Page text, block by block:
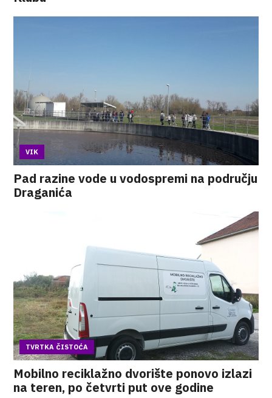
VIK
Pad razine vode u vodospremi na području
Draganića
TVRTKA ČISTOĆA
Mobilno reciklažno dvorište ponovo izlazi
na teren, po četvrti put ove godine